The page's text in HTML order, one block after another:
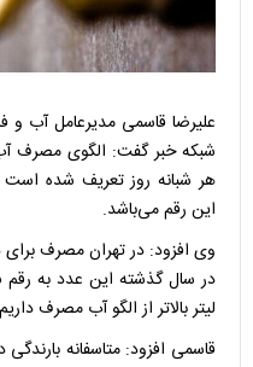
علیرضا قاسمی مدیرعامل آب و
هر شبانه روز تعریف شده
این رقم می‌باشد.
لیتر بالاتر از الگو آب مصرف داریم
قاسمی افزود: متاسفانه